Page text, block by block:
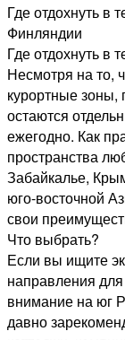
Где отдохнуть в
Финляндии
Где отдохнуть в
Несмотря на то,
курортные
остаются
ежегодно. Как
пространства
Забайкалье,
юго-восточной
свои
Что выбрать?
Если вы ищите
направления для
внимание на юг
давно